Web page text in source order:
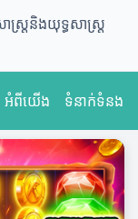
ស្ត្រនិងយុទ្ធសាស្ត្រ
អំពីយើង ទំនាក់ទំនង